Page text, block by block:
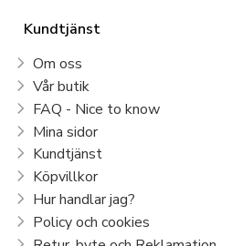
Kundtjänst
Om oss
Vår butik
FAQ - Nice to know
Mina sidor
Kundtjänst
Köpvillkor
Hur handlar jag?
Policy och cookies